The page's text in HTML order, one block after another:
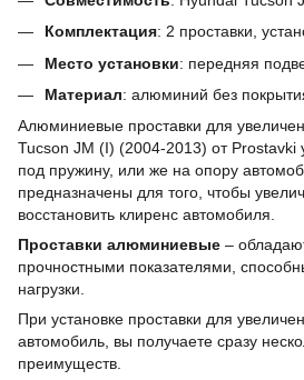
Комплектация: 2 проставки,
Место установки: передняя
Материал: алюминий без
Алюминиевые проставки для
Tucson JM (I) (2004-2013) от Prostavki
под пружину, или же на опору
предназначены для того, чтобы
восстановить клиренс автомобиля.
Проставки алюминиевые –
прочностными показателями,
нагрузки.
При установке проставки для
автомобиль, вы получаете сразу
преимуществ.